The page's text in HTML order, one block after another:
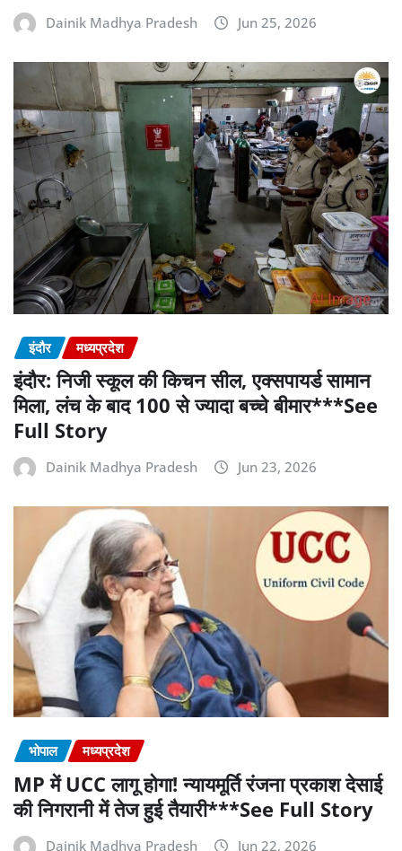
Dainik Madhya Pradesh Jun 25, 2026
इंदौर मध्यप्रदेश
इंदौर: निजी स्कूल की किचन सील, एक्सपायर्ड सामान
मिला, लंच के बाद 100 से ज्यादा बच्चे बीमार***See
Full Story
Dainik Madhya Pradesh Jun 23, 2026
भोपाल मध्यप्रदेश
MP में UCC लागू होगा! न्यायमूर्ति रंजना प्रकाश देसाई
की निगरानी में तेज हुई तैयारी***See Full Story
Dainik Madhya Pradesh Jun 22, 2026